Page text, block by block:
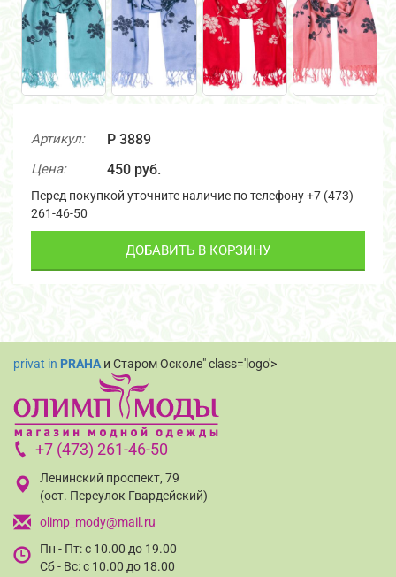
Артикул: P 3889
Цена: 450 руб.
Перед покупкой уточните наличие по телефону +7 (473)
261-46-50
ДОБАВИТЬ В КОРЗИНУ
privat in PRAHA и Старом Осколе" class='logo'>
+7 (473) 261-46-50
Ленинский проспект, 79
(ост. Переулок Гвардейский)
olimp_mody@mail.ru
Пн - Пт: с 10.00 до 19.00
Сб - Вс: с 10.00 до 18.00